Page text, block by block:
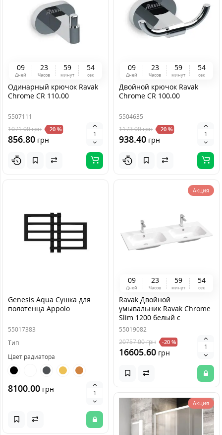
09
Дней
23
Часов
59
минут
54
сек
Одинарный крючок Ravak
Chrome CR 110.00
5507111
1071.00грн -20 %
856.80 грн
09
Дней
23
Часов
59
минут
54
сек
Двойной крючок Ravak
Chrome CR 100.00
5504635
1173.00грн -20 %
938.40 грн
Genesis Aqua Сушка для
полотенца Appolo
55017383
Тип
Цвет радиатора
8100.00 грн
Акция
09
Дней
23
Часов
59
минут
54
сек
Ravak Двойной
умывальник Ravak Chrome
Slim 1200 белый с
отверстием
55019082
20757.00грн -20 %
16605.60 грн
Акция